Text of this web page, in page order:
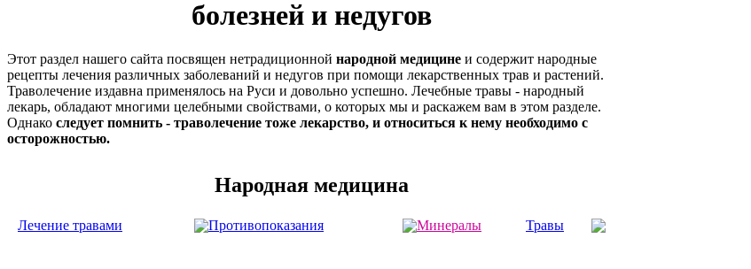
болезней и недугов
Этот раздел нашего сайта посвящен нетрадиционной народной медицине и содержит народные
рецепты лечения различных заболеваний и недугов при помощи лекарственных трав и растений.
Траволечение издавна применялось на Руси и довольно успешно. Лечебные травы - народный
лекарь, обладают многими целебными свойствами, о которых мы и раскажем вам в этом разделе.
Однако следует помнить - траволечение тоже лекарство, и относиться к нему необходимо с
осторожностью.
Народная медицина
Лечение травами Противопоказания Минералы Травы